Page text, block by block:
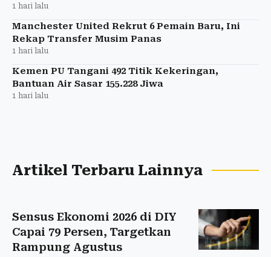
1 hari lalu
Manchester United Rekrut 6 Pemain Baru, Ini
Rekap Transfer Musim Panas
1 hari lalu
Kemen PU Tangani 492 Titik Kekeringan,
Bantuan Air Sasar 155.228 Jiwa
1 hari lalu
Artikel Terbaru Lainnya
Sensus Ekonomi 2026 di DIY
Capai 79 Persen, Targetkan
Rampung Agustus